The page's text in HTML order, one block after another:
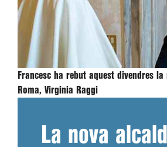
Francesc ha rebut aquest divendres la
Roma, Virginia Raggi
La nova